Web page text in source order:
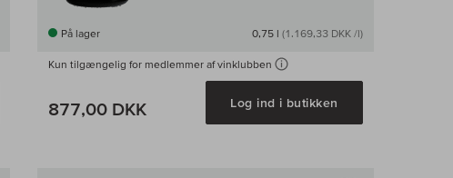
På lager 0,75 l (1.169,33 DKK /l)
Kun tilgængelig for medlemmer af vinklubben
877,00 DKK Log ind i butikken